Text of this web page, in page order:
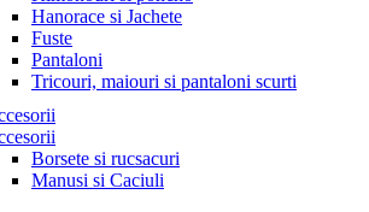
Hanorace si Jachete
Fuste
Pantaloni
Tricouri, maiouri si pantaloni scurti
Borsete si rucsacuri
Manusi si Caciuli